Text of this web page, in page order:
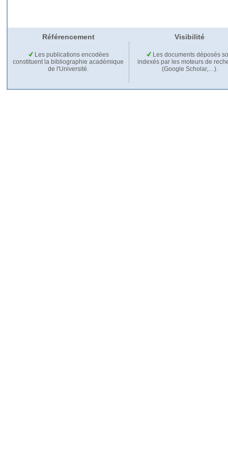
Référencement Visibilité
Les publications encodées
constituent la bibliographie académique
de l'Université.
Les documents déposés
indexés par les moteurs de
(Google Scholar,…).